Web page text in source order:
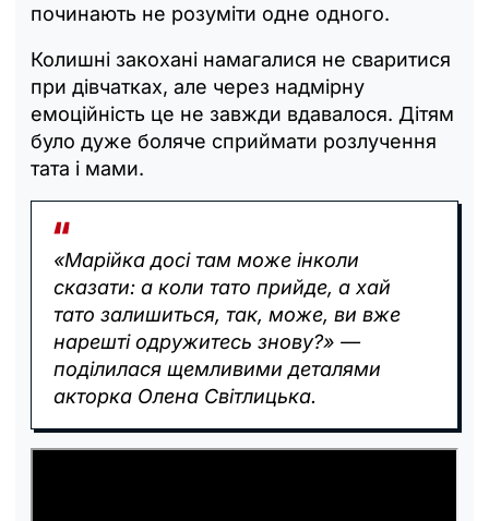
починають не розуміти одне одного.
Колишні закохані намагалися не сваритися
при дівчатках, але через надмірну
емоційність це не завжди вдавалося. Дітям
було дуже боляче сприймати розлучення
тата і мами.
«Марійка досі там може інколи
сказати: а коли тато прийде, а хай
тато залишиться, так, може, ви вже
нарешті одружитесь знову?» —
поділилася щемливими деталями
акторка Олена Світлицька.